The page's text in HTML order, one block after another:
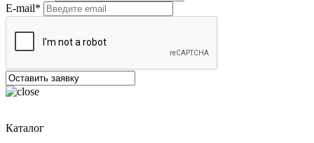
E-mail*
Каталог